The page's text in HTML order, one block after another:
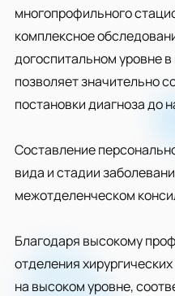
многопрофильного
комплексное
догоспитальном уровне в
позволяет значительно
постановки диагноза до
Составление
вида и стадии
межотделенческом
Благодаря высокому
отделения
на высоком уровне,